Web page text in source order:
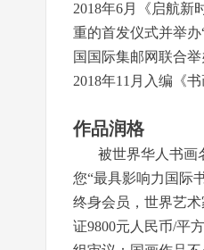
2018年6月《启航新
重的首发仪式并举
国国际集邮网联合
2018年11月入编《
作品润格
被世界华人书画名
您“最具影响力国际
终身会员，世界艺
证9800元人民币/平